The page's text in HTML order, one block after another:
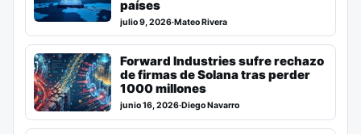
países
julio 9, 2026·Mateo Rivera
Forward Industries sufre rechazo
de firmas de Solana tras perder
1000 millones
junio 16, 2026·Diego Navarro